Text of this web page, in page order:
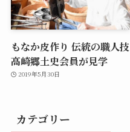
もなか皮作り 伝統の職人技
高崎郷土史会員が見学
2019年5月30日
カテゴリー